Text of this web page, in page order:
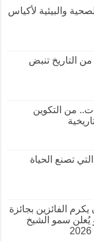
والبيئية لأكياس
التاريخ تنبض
من التكوين
تصنع الحياة
الفائزين بجائزة
يُعلن سمو الشيخ